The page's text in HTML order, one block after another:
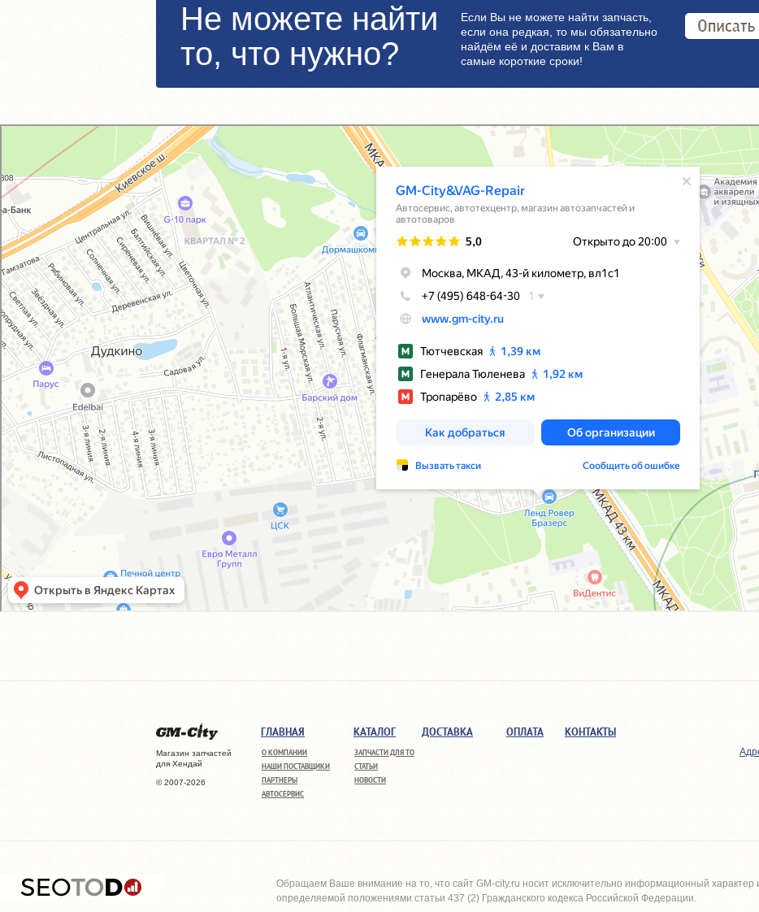
Не можете найти
то, что нужно?
Если Вы не можете найти запчасть,
если она редкая, то мы обязательно
найдём её и доставим к Вам в
самые короткие сроки!
GM-City&VAG-Repair
Автосервис, автотехцентр в Москве
Магазин автозапчастей и автотоваров в Москве
Магазин запчастей
для Хендай
© 2007-2026
ГЛАВНАЯ
О КОМПАНИИ
НАШИ ПОСТАВЩИКИ
ПАРТНЕРЫ
АВТОСЕРВИС
КАТАЛОГ
ЗАПЧАСТИ ДЛЯ ТО
СТАТЬИ
НОВОСТИ
ДОСТАВКА ОПЛАТА КОНТАКТЫ
Обращаем Ваше внимание на то, что сайт GM-city.ru носит исключительно информационный характер
определяемой положениями статьи 437 (2) Гражданского кодекса Российской Федерации.